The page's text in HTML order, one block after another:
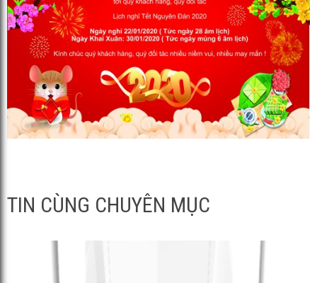
TIN CÙNG CHUYÊN MỤC